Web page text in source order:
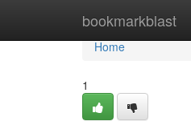
bookmarkblast
Home
Home
1